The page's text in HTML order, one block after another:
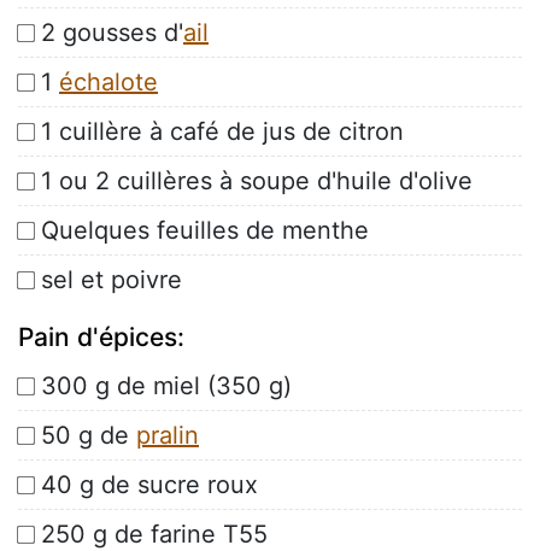
2 gousses d'ail
1 échalote
1 cuillère à café de jus de citron
1 ou 2 cuillères à soupe d'huile d'olive
Quelques feuilles de menthe
sel et poivre
Pain d'épices:
300 g de miel (350 g)
50 g de pralin
40 g de sucre roux
250 g de farine T55